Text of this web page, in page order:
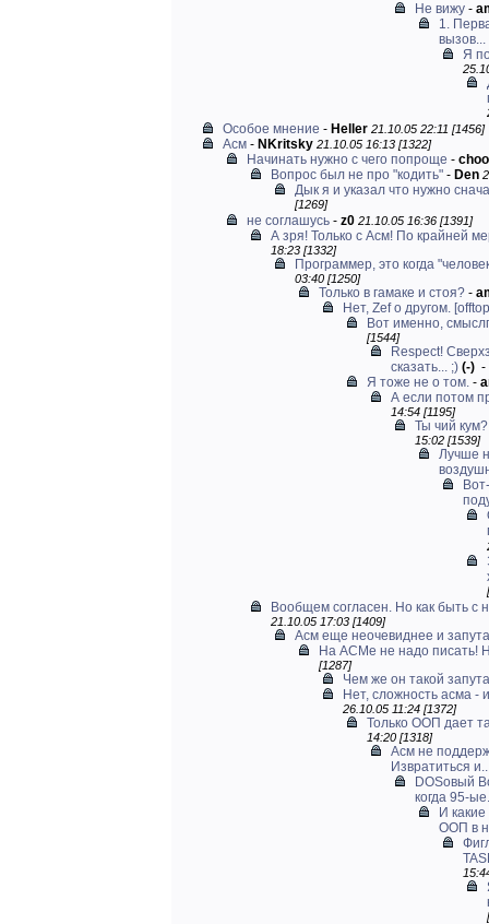
Не вижу -
1.
вызов...
Я
Особое мнение - Heller 21.10.05 22:11 [1456]
Асм - NKritsky 21.10.05 16:13 [1322]
Начинать нужно с чего попроще -
Вопрос был не про "кодить" - Den
Дык я и указал что нужно
[1269]
не соглашусь - z0 21.10.05 16:36 [1391]
А зря! Только с Асм! По крайней
18:23 [1332]
Программер, это когда
03:40 [1250]
Только в гамаке и стоя? -
Нет, Zef о другом.
Вот именно,
[1544]
Respect!
сказать... ;) (-) -
Я тоже не о том. -
А если потом
14:54 [1195]
Ты чий
15:02 [1539]
Лучше
Вообщем согласен. Но как быть с
21.10.05 17:03 [1409]
Асм еще неочевиднее и
На АСМе не надо писать!
[1287]
Чем же он такой
Нет, сложность асма -
26.10.05 11:24 [1372]
Только ООП дает
14:20 [1318]
Асм не
Извратиться
DOSовый
когда 95-
И
ООП в